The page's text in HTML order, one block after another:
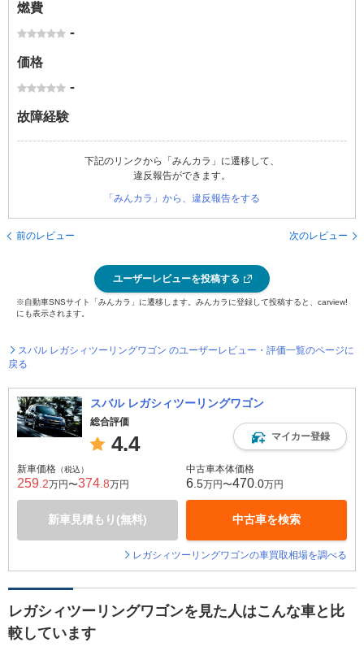
燃費
-
価格
-
故障経験
下記のリンクから「みんカラ」に遷移して、
違反報告ができます。
「みんカラ」から、違反報告をする
前のレビュー 次のレビュー
ユーザーレビューを投稿する
※自動車SNSサイト「みんカラ」に遷移します。みんカラに登録して投稿すると、carview!
にも表示されます。
スバル レガシィツーリングワゴン のユーザーレビュー・評価一覧のページに
戻る
スバル レガシィツーリングワゴン
総合評価
4.4 マイカー登録
新車価格 （税込）
259 .2万円〜374 .8万円
新車見積もり(無料)
中古車本体価格
6 .5万円〜470 .0万円
中古車を検索
レガシィツーリングワゴンの車買取相場を調べる
レガシィツーリングワゴンを見た人はこんな車と比
較しています